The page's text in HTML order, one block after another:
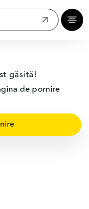
găsită!
de pornire